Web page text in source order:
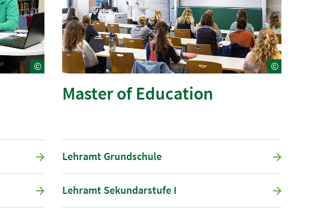
© ©
Master of Education
Lehramt Grundschule
Lehramt Sekundarstufe I